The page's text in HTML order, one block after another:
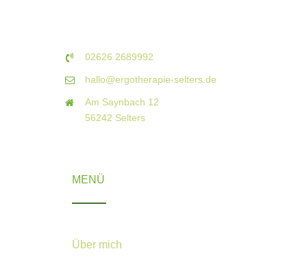
02626 2689992
hallo@ergotherapie-selters.de
Am Saynbach 12
56242 Selters
MENÜ
Über mich